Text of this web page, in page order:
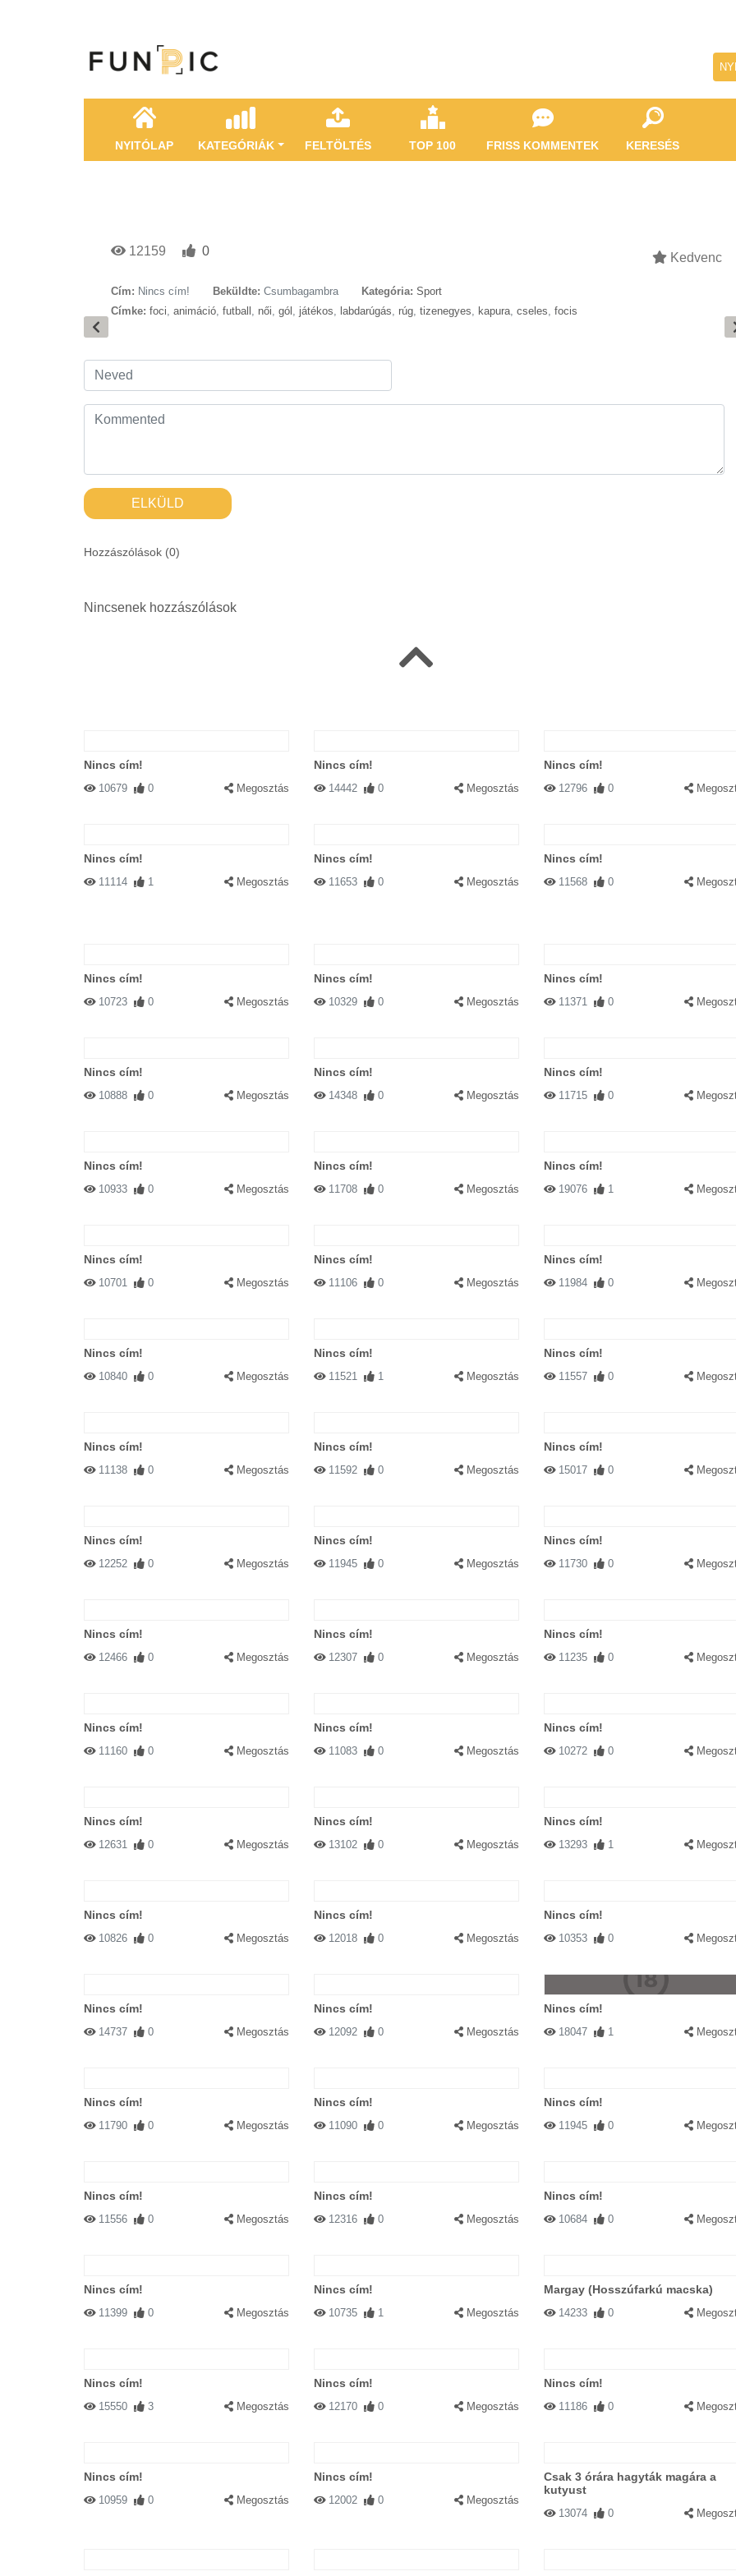
NYITÓLAP KATEGÓRIÁK FELTÖLTÉS TOP 100 FRISS KOMMENTEK KERESÉS
12159 0 Kedvenc
Cím: Nincs cím! Beküldte: Csumbagambra Kategória: Sport
Címke: foci, animáció, futball , női, gól , játékos, labdarúgás, rúg, tizenegyes, kapura, cseles, focis
ELKÜLD
Hozzászólások (0)
Nincsenek hozzászólások
Nincs cím!
10679 0 Megosztás
Nincs cím!
14442 0 Megosztás
Nincs cím!
12796 0
Nincs cím!
11114 1 Megosztás
Nincs cím!
11653 0 Megosztás
Nincs cím!
11568 0
Nincs cím!
10723 0 Megosztás
Nincs cím!
10329 0 Megosztás
Nincs cím!
11371 0
Nincs cím!
10888 0 Megosztás
Nincs cím!
14348 0 Megosztás
Nincs cím!
11715 0
Nincs cím!
10933 0 Megosztás
Nincs cím!
11708 0 Megosztás
Nincs cím!
19076 1
Nincs cím!
10701 0 Megosztás
Nincs cím!
11106 0 Megosztás
Nincs cím!
11984 0
Nincs cím!
10840 0 Megosztás
Nincs cím!
11521 1 Megosztás
Nincs cím!
11557 0
Nincs cím!
11138 0 Megosztás
Nincs cím!
11592 0 Megosztás
Nincs cím!
15017 0
Nincs cím!
12252 0 Megosztás
Nincs cím!
11945 0 Megosztás
Nincs cím!
11730 0
Nincs cím!
12466 0 Megosztás
Nincs cím!
12307 0 Megosztás
Nincs cím!
11235 0
Nincs cím!
11160 0 Megosztás
Nincs cím!
11083 0 Megosztás
Nincs cím!
10272 0
Nincs cím!
12631 0 Megosztás
Nincs cím!
13102 0 Megosztás
Nincs cím!
13293 1
Nincs cím!
10826 0 Megosztás
Nincs cím!
12018 0 Megosztás
Nincs cím!
10353 0
Nincs cím!
14737 0 Megosztás
Nincs cím!
12092 0 Megosztás
Nincs cím!
18047 1
Nincs cím!
11790 0 Megosztás
Nincs cím!
11090 0 Megosztás
Nincs cím!
11945 0
Nincs cím!
11556 0 Megosztás
Nincs cím!
12316 0 Megosztás
Nincs cím!
10684 0
Nincs cím!
11399 0 Megosztás
Nincs cím!
10735 1 Megosztás
Margay (Hosszúfarkú macska)
14233 0
Nincs cím!
15550 3 Megosztás
Nincs cím!
12170 0 Megosztás
Nincs cím!
11186 0
Nincs cím!
10959 0 Megosztás
Nincs cím!
12002 0 Megosztás
Csak 3 órára hagyták magára a
kutyust
13074 0